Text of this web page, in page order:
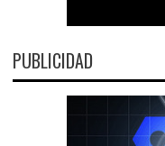
PUBLICIDAD